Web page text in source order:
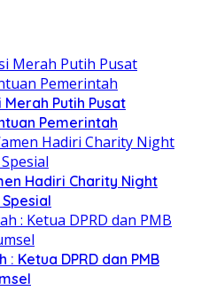
Putih Pusat
Pemerintah
Hadiri Charity Night
Ketua DPRD dan PMB